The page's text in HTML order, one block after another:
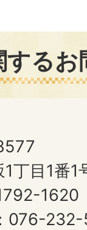
する
丁目1番1
1620
076-